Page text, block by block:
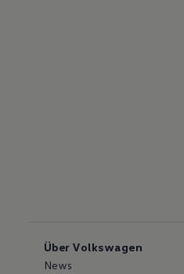
Über Volkswagen
News